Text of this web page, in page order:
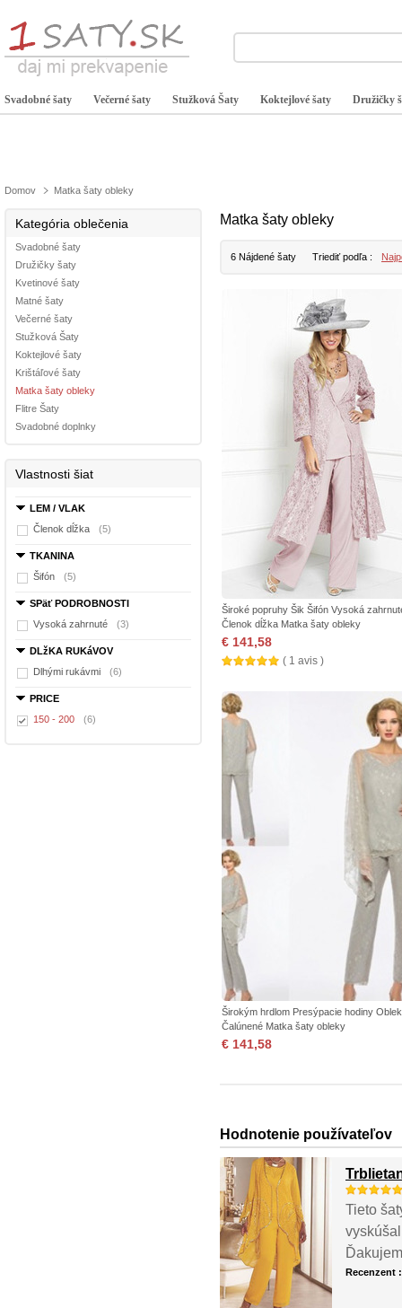
Svadobné šaty Večerné šaty Stužková Šaty Koktejlové šaty Družičky
Domov Matka šaty obleky
Kategória oblečenia
Svadobné šaty
Družičky šaty
Kvetinové šaty
Matné šaty
Večerné šaty
Stužková Šaty
Koktejlové šaty
Krištáľové šaty
Matka šaty obleky
Flitre Šaty
Svadobné doplnky
Vlastnosti šiat
LEM / VLAK
Členok dĺžka
(5)
TKANINA
Šifón
(5)
SPäť PODROBNOSTI
Vysoká zahrnuté
(3)
DLžKA RUKáVOV
Dlhými rukávmi
(6)
PRICE
150 - 200
(6)
Matka šaty obleky
6 Nájdené šaty Triediť podľa :
Široké popruhy Šik Šifón Vysoká
Členok dĺžka Matka šaty obleky
€ 141,58
( 1 avis )
Širokým hrdlom Presýpacie hodiny Oblek
Čalúnené Matka šaty obleky
€ 141,58
Hodnotenie používateľov
Tieto
Recenzent